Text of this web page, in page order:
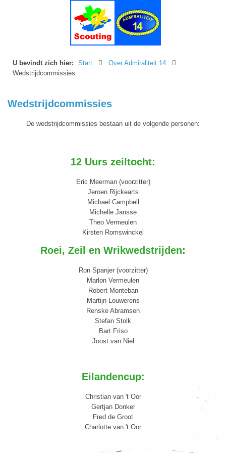
U bevindt zich hier: Start
Over Admiraliteit 14
Wedstrijdcommissies
Wedstrijdcommissies
De wedstrijdcommissies bestaan uit de volgende personen:
12 Uurs zeiltocht:
Eric Meerman (voorzitter)
Jeroen Rijckearts
Michael Campbell
Michelle Jansse
Theo Vermeulen
Kirsten Romswinckel
Roei, Zeil en Wrikwedstrijden:
Ron Spanjer (voorzitter)
Marlon Vermeulen
Robert Monteban
Martijn Louwerens
Renske Abramsen
Stefan Stolk
Bart Friso
Joost van Niel
Eilandencup:
Christian van 't Oor
Gertjan Donker
Fred de Groot
Charlotte van 't Oor